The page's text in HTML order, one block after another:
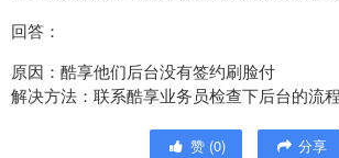
回答：
原因：酷享他们后台没有签约刷脸付
解决方法：联系酷享业务员检查下后台的流
赞 (0) 分享